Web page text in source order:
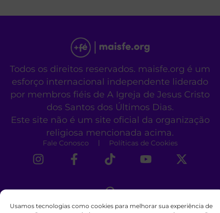
Usamos tecnologias como cookies para melhorar sua experiência de
Todos os direitos reservados. maisfe.org é um
esforço internacional independente liderado
por membros fiéis de A Igreja de Jesus Cristo
dos Santos dos Últimos Dias.
Este site não é um site oficial da organização
religiosa mencionada acima.
Fale Conosco Políticas de Cookies